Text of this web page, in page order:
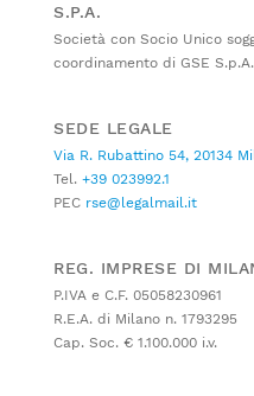
S.P.A.
Società con Socio Unico
coordinamento di GSE S.p.A.
SEDE LEGALE
Via R. Rubattino 54, 20134
Tel. +39 023992.1
PEC rse@legalmail.it
REG. IMPRESE DI
P.IVA e C.F. 05058230961
R.E.A. di Milano n. 1793295
Cap. Soc. € 1.100.000 i.v.